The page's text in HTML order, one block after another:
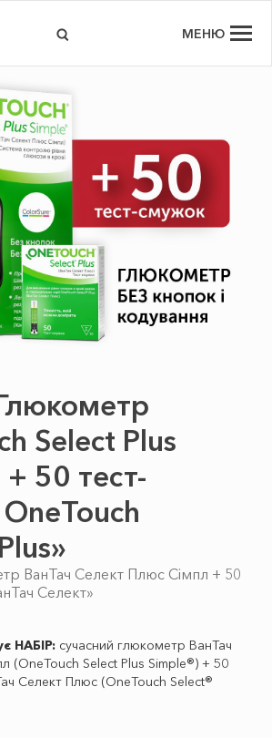
МЕНЮ
Select Plus
50 тест-
ВанТач Селект Плюс Сімпл + 50
Селект»
НАБІР: сучасний глюкометр ВанТач
(OneTouch Select Plus Simple®) + 50
Селект Плюс (OneTouch Select®